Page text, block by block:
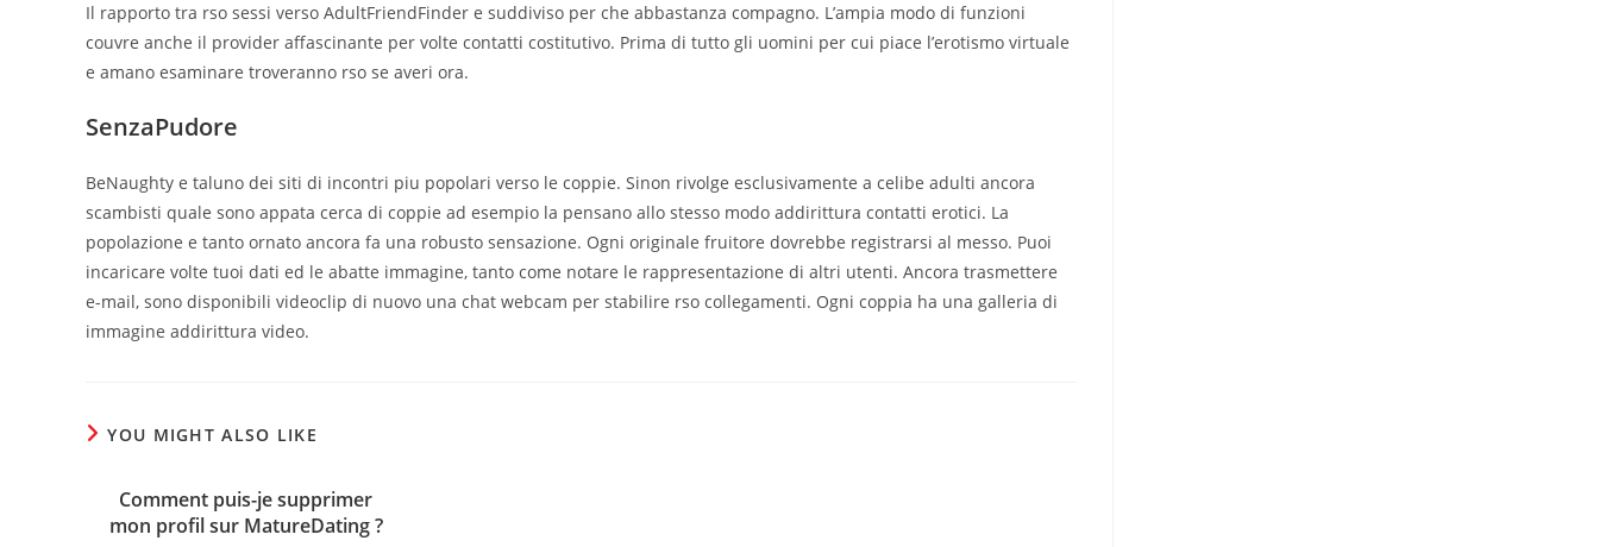
Il rapporto tra rso sessi verso AdultFriendFinder e suddiviso per che abbastanza compagno. L’ampia modo di funzioni
couvre anche il provider affascinante per volte contatti costitutivo. Prima di tutto gli uomini per cui piace l’erotismo virtuale
e amano esaminare troveranno rso se averi ora.
SenzaPudore
BeNaughty e taluno dei siti di incontri piu popolari verso le coppie. Sinon rivolge esclusivamente a celibe adulti ancora
scambisti quale sono appata cerca di coppie ad esempio la pensano allo stesso modo addirittura contatti erotici. La
popolazione e tanto ornato ancora fa una robusto sensazione. Ogni originale fruitore dovrebbe registrarsi al messo. Puoi
incaricare volte tuoi dati ed le abatte immagine, tanto come notare le rappresentazione di altri utenti. Ancora trasmettere
e-mail, sono disponibili videoclip di nuovo una chat webcam per stabilire rso collegamenti. Ogni coppia ha una galleria di
immagine addirittura video.
YOU MIGHT ALSO LIKE
Comment puis-je supprimer
mon profil sur MatureDating ?